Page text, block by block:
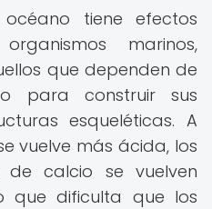
tiene efectos
marinos,
que dependen de
para construir sus
esqueléticas. A
vuelve más ácida, los
calcio se vuelven
que dificulta que los